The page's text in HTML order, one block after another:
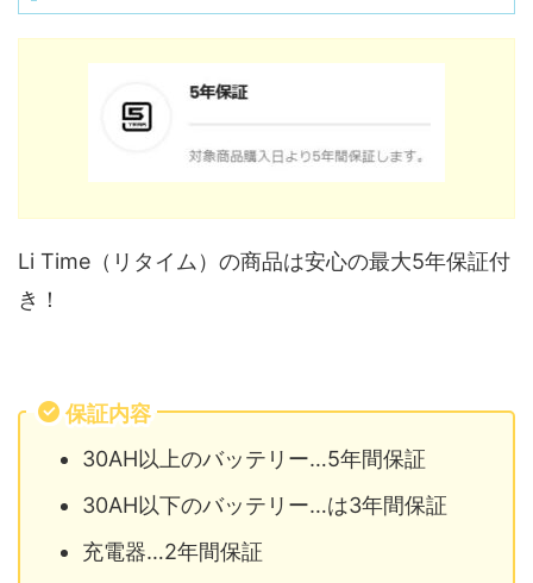
Li Time（リタイム）の商品は安心の最大5年保証付
き！
保証内容
30AH以上のバッテリー…5年間保証
30AH以下のバッテリー…は3年間保証
充電器…2年間保証